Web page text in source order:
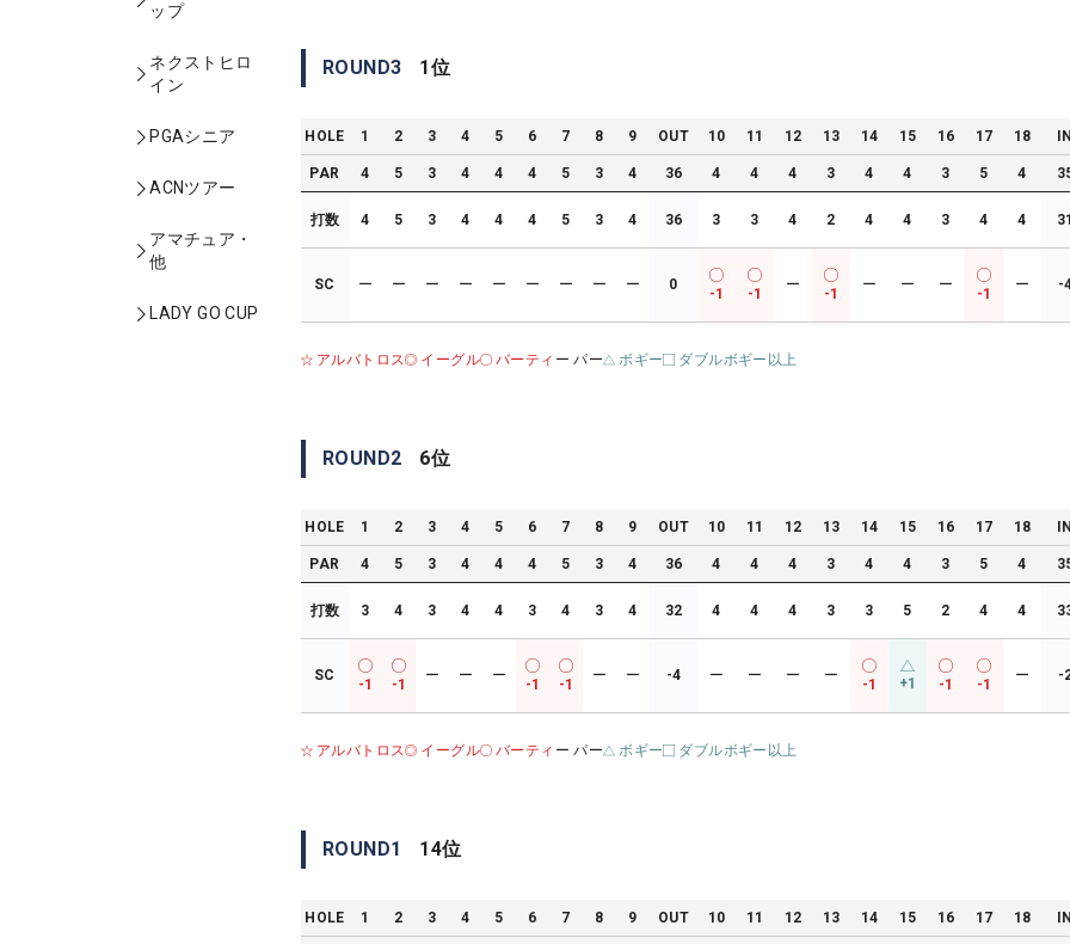
ップ
ネクストヒロ
イン
PGAシニア
ACNツアー
アマチュア・
他
LADY GO CUP
ROUND3 1位
HOLE 1 2 3 4 5 6 7 8 9 OUT 10 11 12 13 14 15 16 17 18
PAR 4 5 3 4 4 4 5 3 4 36 4 4 4 3 4 4 3 5 4
打数 4 5 3 4 4 4 5 3 4 36 3 3 4 2 4 4 3 4 4
SC ー ー ー ー ー ー ー ー ー 0
-1 -1
ー
-1
ー ー ー
-1
ー -
アルバトロス イーグル バーティ ー パー ボギー ダブルボギー以上
ROUND2 6位
HOLE 1 2 3 4 5 6 7 8 9 OUT 10 11 12 13 14 15 16 17 18
PAR 4 5 3 4 4 4 5 3 4 36 4 4 4 3 4 4 3 5 4
打数 3 4 3 4 4 3 4 3 4 32 4 4 4 3 3 5 2 4 4
SC
-1 -1
ー ー ー
-1 -1
ー ー -4 ー ー ー ー
-1 +1 -1 -1
ー -
アルバトロス イーグル バーティ ー パー ボギー ダブルボギー以上
ROUND1 14位
HOLE 1 2 3 4 5 6 7 8 9 OUT 10 11 12 13 14 15 16 17 18